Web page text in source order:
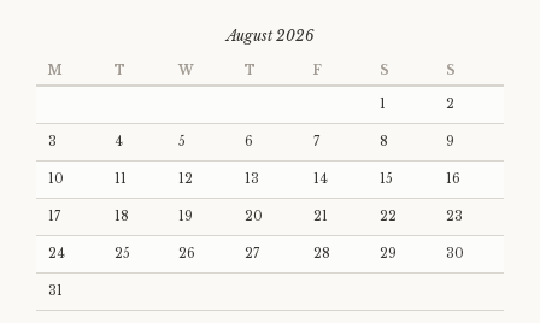
August 2026
M T W T F S S
1 2
3 4 5 6 7 8 9
10 11 12 13 14 15 16
17 18 19 20 21 22 23
24 25 26 27 28 29 30
31